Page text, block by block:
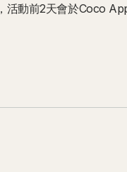
活動前2天會於Coco